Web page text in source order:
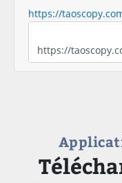
https://